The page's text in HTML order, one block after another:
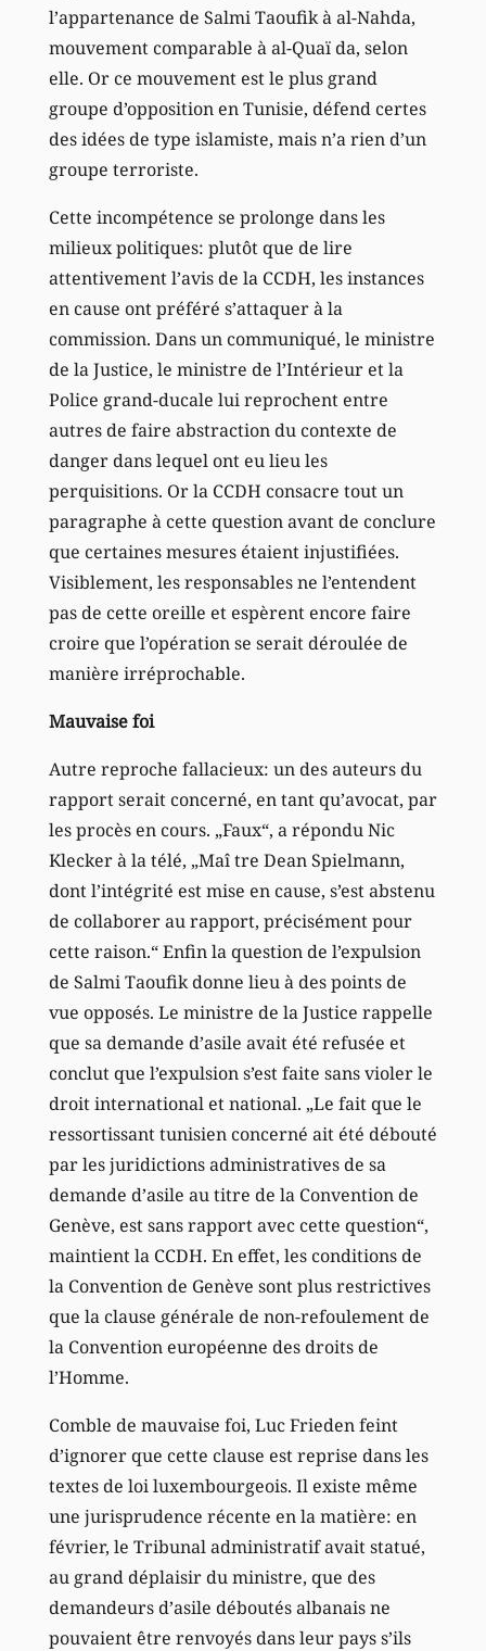
l’appartenance de Salmi Taoufik à al-Nahda,
mouvement comparable à al-Quaï da, selon
elle. Or ce mouvement est le plus grand
groupe d’opposition en Tunisie, défend certes
des idées de type islamiste, mais n’a rien d’un
groupe terroriste.
Cette incompétence se prolonge dans les
milieux politiques: plutôt que de lire
attentivement l’avis de la CCDH, les instances
en cause ont préféré s’attaquer à la
commission. Dans un communiqué, le ministre
de la Justice, le ministre de l’Intérieur et la
Police grand-ducale lui reprochent entre
autres de faire abstraction du contexte de
danger dans lequel ont eu lieu les
perquisitions. Or la CCDH consacre tout un
paragraphe à cette question avant de conclure
que certaines mesures étaient injustifiées.
Visiblement, les responsables ne l’entendent
pas de cette oreille et espèrent encore faire
croire que l’opération se serait déroulée de
manière irréprochable.
Mauvaise foi
Autre reproche fallacieux: un des auteurs du
rapport serait concerné, en tant qu’avocat, par
les procès en cours. „Faux“, a répondu Nic
Klecker à la télé, „Maî tre Dean Spielmann,
dont l’intégrité est mise en cause, s’est abstenu
de collaborer au rapport, précisément pour
cette raison.“ Enfin la question de l’expulsion
de Salmi Taoufik donne lieu à des points de
vue opposés. Le ministre de la Justice rappelle
que sa demande d’asile avait été refusée et
conclut que l’expulsion s’est faite sans violer le
droit international et national. „Le fait que le
ressortissant tunisien concerné ait été débouté
par les juridictions administratives de sa
demande d’asile au titre de la Convention de
Genève, est sans rapport avec cette question“,
maintient la CCDH. En effet, les conditions de
la Convention de Genève sont plus restrictives
que la clause générale de non-refoulement de
la Convention européenne des droits de
l’Homme.
Comble de mauvaise foi, Luc Frieden feint
d’ignorer que cette clause est reprise dans les
textes de loi luxembourgeois. Il existe même
une jurisprudence récente en la matière: en
février, le Tribunal administratif avait statué,
au grand déplaisir du ministre, que des
demandeurs d’asile déboutés albanais ne
pouvaient être renvoyés dans leur pays s’ils